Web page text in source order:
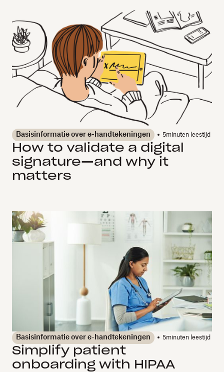
Basisinformatie over e-handtekeningen 5minuten leestijd
How to validate a digital
signature—and why it
matters
Basisinformatie over e-handtekeningen 5minuten leestijd
Simplify patient
onboarding with HIPAA